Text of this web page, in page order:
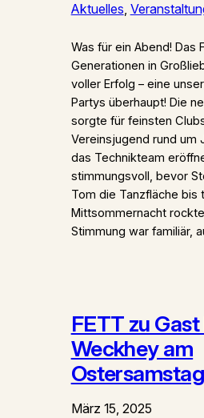
Aktuelles,
Was für ein Abend! Das
Generationen in
voller Erfolg – eine
Partys überhaupt! Die
sorgte für feinsten
Vereinsjugend rund um
das Technikteam
stimmungsvoll, bevor
Tom die Tanzfläche bis
Mittsommernacht
Stimmung war familiär,
FETT zu Gast
Weckhey am
Ostersamstag
März 15, 2025